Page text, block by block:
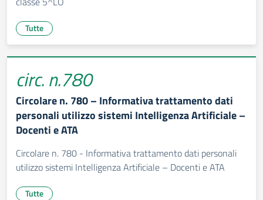
Tutte
circ. n.780
Circolare n. 780 – Informativa trattamento dati
personali utilizzo sistemi Intelligenza Artificiale –
Docenti e ATA
Circolare n. 780 - Informativa trattamento dati personali
utilizzo sistemi Intelligenza Artificiale – Docenti e ATA
Tutte